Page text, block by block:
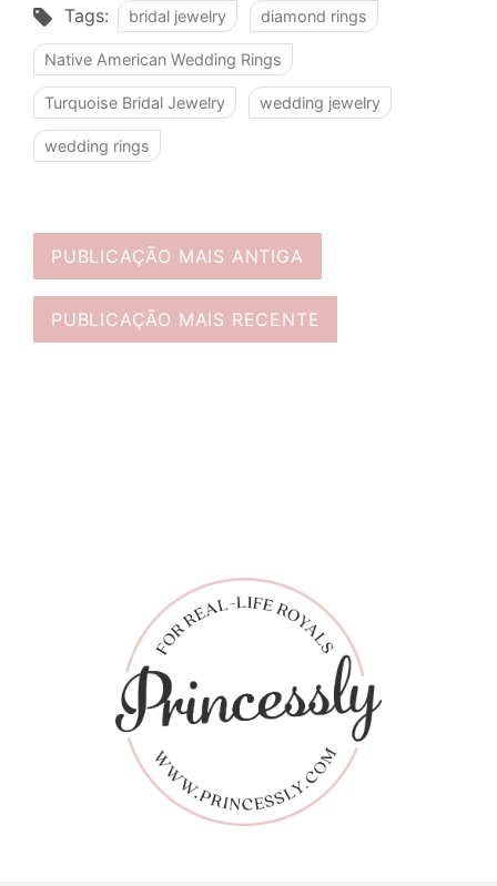
Tags: bridal jewelry diamond rings
Native American Wedding Rings
Turquoise Bridal Jewelry wedding jewelry
wedding rings
PUBLICAÇÃO MAIS ANTIGA
PUBLICAÇÃO MAIS RECENTE